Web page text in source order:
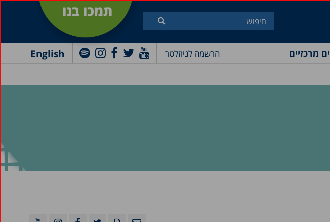
תמכו בנו
מרכזיים הרשמה לניוזלטר English